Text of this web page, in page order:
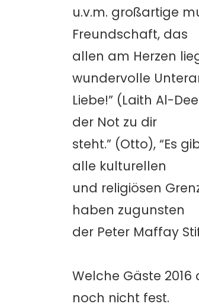
u.v.m. großartige
Freundschaft, das
allen am Herzen
wundervolle
Liebe!” (Laith Al-
der Not zu dir
steht.” (Otto), “Es
alle kulturellen
und religiösen
haben zugunsten
der Peter Maffay
Welche Gäste
noch nicht fest.